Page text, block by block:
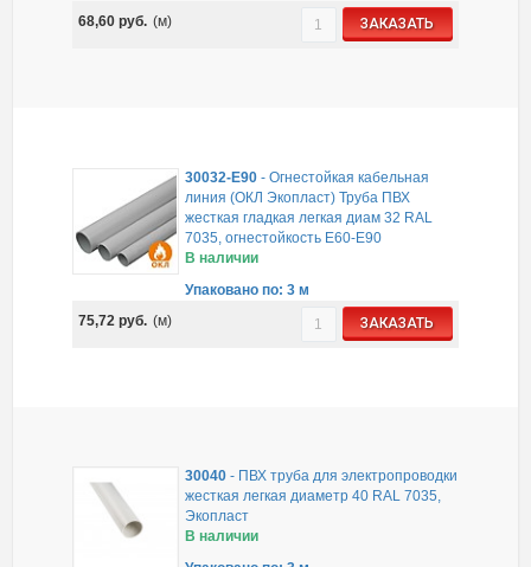
68,60руб. (м) ЗАКАЗАТЬ
30032-E90 -Огнестойкая кабельная
линия (ОКЛ Экопласт) Труба ПВХ
жесткая гладкая легкая диам 32 RAL
7035, огнестойкость E60-E90
В наличии
Упаковано по: 3 м
75,72руб. (м) ЗАКАЗАТЬ
30040 - ПВХ труба для электропроводки
жесткая легкая диаметр 40 RAL 7035,
Экопласт
В наличии